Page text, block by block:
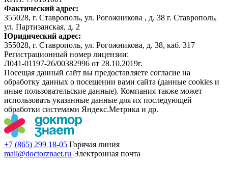
Фактический адрес:
355028, г. Ставрополь, ул. Рогожникова , д. 38 г. Ставрополь,
ул. Партизанская, д. 2
Юридический адрес:
355028, г. Ставрополь, ул. Рогожникова, д. 38, каб. 317
Регистрационный номер лицензии:
Л041-01197-26/00382996 от 28.10.2019г.
Посещая данный сайт вы предоставляете согласие на
обработку данных о посещении вами сайта (данные cookies и
иные пользовательские данные). Компания также может
использовать указанные данные для их последующей
обработки системами Яндекс.Метрика и др.
+7 (865) 299 18-05 Горячая линия
mail@doctorznaet.ru Электронная почта